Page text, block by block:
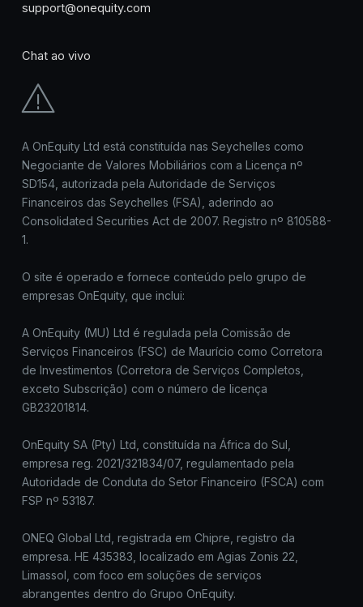
support@onequity.com
Chat ao vivo
A OnEquity Ltd está constituída nas Seychelles como
Negociante de Valores Mobiliários com a Licença nº
SD154, autorizada pela Autoridade de Serviços
Financeiros das Seychelles (FSA), aderindo ao
Consolidated Securities Act de 2007. Registro nº 810588-
1.
O site é operado e fornece conteúdo pelo grupo de
empresas OnEquity, que inclui:
A OnEquity (MU) Ltd é regulada pela Comissão de
Serviços Financeiros (FSC) de Maurício como Corretora
de Investimentos (Corretora de Serviços Completos,
exceto Subscrição) com o número de licença
GB23201814.
OnEquity SA (Pty) Ltd, constituída na África do Sul,
empresa reg. 2021/321834/07, regulamentado pela
Autoridade de Conduta do Setor Financeiro (FSCA) com
FSP nº 53187.
ONEQ Global Ltd, registrada em Chipre, registro da
empresa. HE 435383, localizado em Agias Zonis 22,
Limassol, com foco em soluções de serviços
abrangentes dentro do Grupo OnEquity.